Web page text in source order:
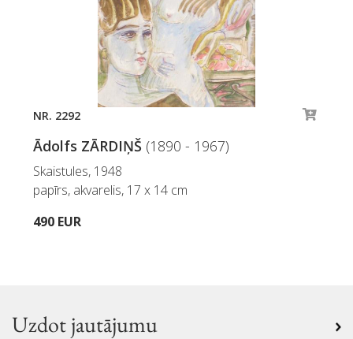
NR. 2292
Ādolfs ZĀRDIŅŠ (1890 - 1967)
Skaistules, 1948
papīrs, akvarelis, 17 x 14 cm
490 EUR
Uzdot jautājumu